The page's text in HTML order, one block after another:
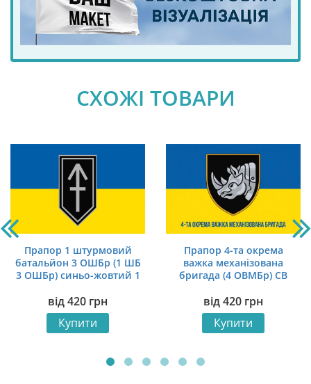
СХОЖІ ТОВАРИ
Прапор 1 штурмовий
батальйон 3 ОШБр (1 ШБ
3 ОШБр) синьо-жовтий 1
від420 грн
Купити
Прапор 4-та окрема
важка механізована
бригада (4 ОВМБр) СВ
жовтий 1
від420 грн
Купити